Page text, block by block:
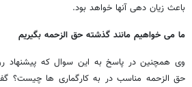
باعث زیان دهی آنها خواهد بود.
ما می خواهیم مانند گذشته حق الزحمه بگیریم
وی همچنین در پاسخ به این سوال که پیشنهاد
حق الزحمه مناسب در به کارگماری ها چیست؟